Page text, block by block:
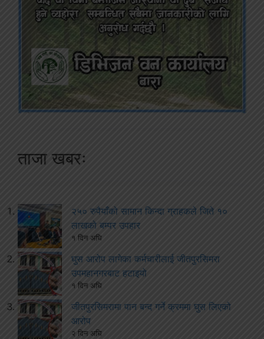
ताजा खबरः
२५० रुपैयाँको सामान किन्दा ग्राहकले जिते १०
लाखको बम्पर उपहार
१ दिन अघि
घुस आरोप लागेका कर्मचारीलाई जीतपुरसिमरा
उपमहानगरबाट हटाइयो
१ दिन अघि
जीतपुरसिमरामा पान बन्द गर्ने क्रममा घुस लिएको
आरोप
२ दिन अघि